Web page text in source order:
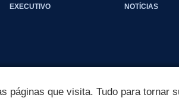
EXECUTIVO NOTÍCIAS
que visita. Tudo para tornar